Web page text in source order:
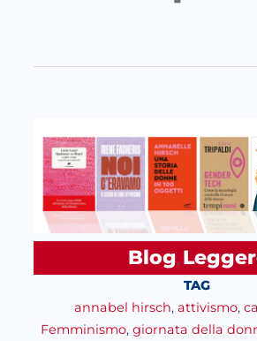
Blog,
TAG
annabel hirsch, attivismo,
Femminismo, giornata della